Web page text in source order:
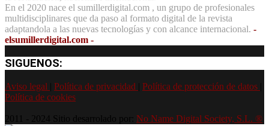
En el 2020 nace el sumillerdigital.com , un grupo de profesionales
multidisciplinares que da paso al formato digital de la revista
adaptandola a las nuevas tecnologías y con alcance internacional. -
elsumillerdigital.com -
SIGUENOS:
Aviso legal Política de privacidad Política de protección de datos
Política de cookies
2011 - 2024 Sitio desarrolado por: No Name Digital Society, S.L. ®